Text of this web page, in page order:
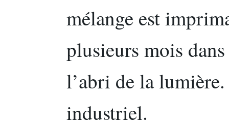
mélange est
plusieurs mois
l’abri de la
industriel.